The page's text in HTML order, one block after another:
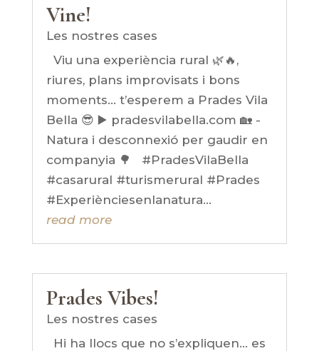
Vine!
Les nostres cases
Viu una experiència rural 🌿🔥,
riures, plans improvisats i bons
moments… t’esperem a Prades Vila
Bella 😎 ▶️ pradesvilabella.com 🏡 -
Natura i desconnexió per gaudir en
companyia 🌳 #PradesVilaBella
#casarural #turismerural #Prades
#Experiènciesenlanatura...
read more
Prades Vibes!
Les nostres cases
Hi ha llocs que no s’expliquen… es